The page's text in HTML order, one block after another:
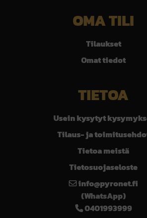
OMA TILI
Tilaukset
Omat tiedot
TIETOA
Usein kysytyt
Tilaus- ja
Tietoa meistä
Tietosuojaseloste
info@pyronet.fi
(WhatsApp)
0401993999